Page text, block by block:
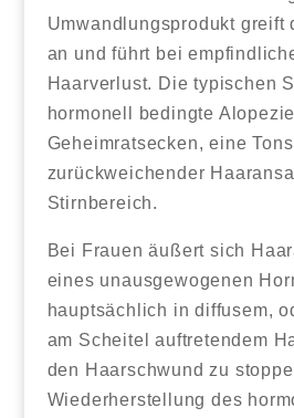
Umwandlungsprodukt greift
an und führt bei
Haarverlust. Die typischen
hormonell bedingte
Geheimratsecken, eine
zurückweichender
Stirnbereich.
Bei Frauen äußert sich
eines unausgewogenen
hauptsächlich in diffusem,
am Scheitel auftretendem
den Haarschwund zu
Wiederherstellung des